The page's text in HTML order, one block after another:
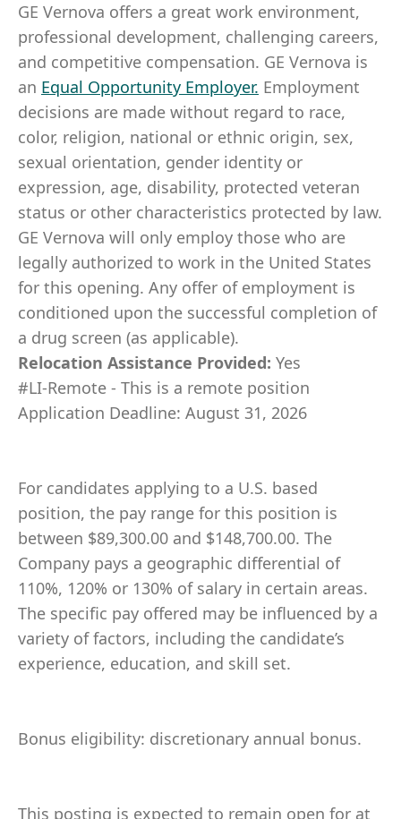
GE Vernova offers a great work environment,
professional development, challenging careers,
and competitive compensation. GE Vernova is
an Equal Opportunity Employer. Employment
decisions are made without regard to race,
color, religion, national or ethnic origin, sex,
sexual orientation, gender identity or
expression, age, disability, protected veteran
status or other characteristics protected by law.
GE Vernova will only employ those who are
legally authorized to work in the United States
for this opening. Any offer of employment is
conditioned upon the successful completion of
a drug screen (as applicable).
Relocation Assistance Provided: Yes
#LI-Remote - This is a remote position
Application Deadline: August 31, 2026
For candidates applying to a U.S. based
position, the pay range for this position is
between $89,300.00 and $148,700.00. The
Company pays a geographic differential of
110%, 120% or 130% of salary in certain areas.
The specific pay offered may be influenced by a
variety of factors, including the candidate’s
experience, education, and skill set.
Bonus eligibility: discretionary annual bonus.
This posting is expected to remain open for at